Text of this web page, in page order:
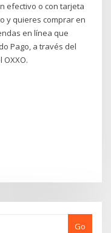
efectivo o con tarjeta
y quieres comprar en
en línea que
Pago, a través del
Go